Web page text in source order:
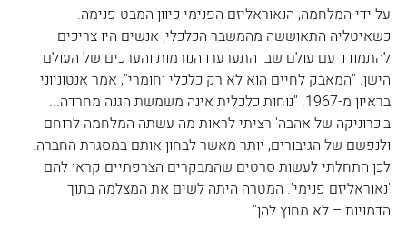
על ידי המלחמה, הנאוראליזם הפנימי כיוון המבט פנימה.
כשאיטליה התאוששה מהמשבר הכלכלי, אנשים היו צריכים
להתמודד עם עולם שבו התערערו הנורמות והערכים של העולם
הישן. "המאבק לחיים הוא לא רק כלכלי וחומרי", אמר אנטוניוני
בראיון מ-1967. "נוחות כלכלית אינה משמשת הגנה מחרדה...
ב'כרוניקה של אהבה' רציתי לראות מה עשתה המלחמה לרוחם
ולנפשם של הגיבורים, יותר מאשר לבחון אותם במסגרת החברה.
לכן התחלתי לעשות סרטים שהמבקרים הצרפתיים קראו להם
'נאוראליזם פנימי'. המטרה היתה לשים את המצלמה בתוך
הדמויות – לא מחוץ להן".